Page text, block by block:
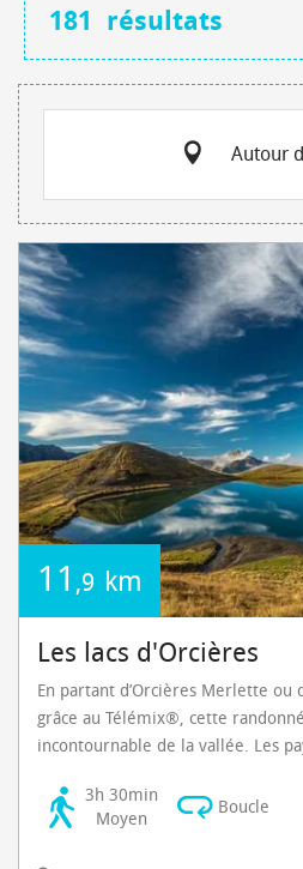
181 résultats
Autour
11 ,9 km
Les lacs d'Orcières
En partant d’Orcières Merlette
grâce au Télémix®, cette
incontournable de la vallée. Les
3h 30min
Moyen
Boucle